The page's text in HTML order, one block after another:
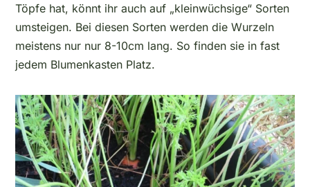
Töpfe hat, könnt ihr auch auf „kleinwüchsige“ Sorten
umsteigen. Bei diesen Sorten werden die Wurzeln
meistens nur nur 8-10cm lang. So finden sie in fast
jedem Blumenkasten Platz.